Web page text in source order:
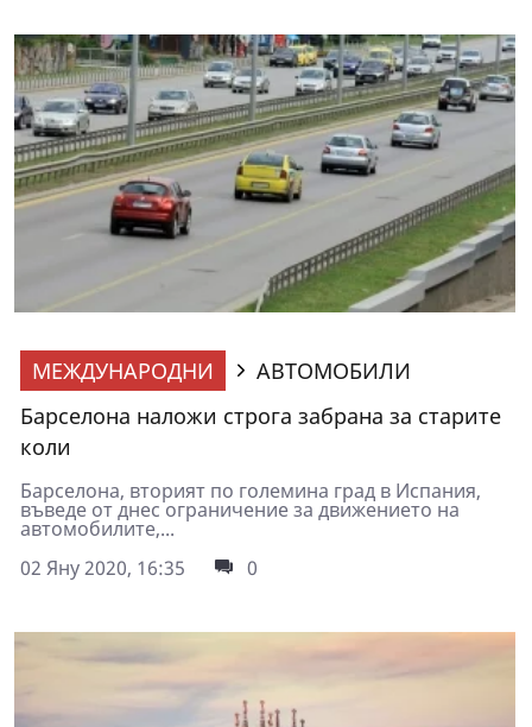
МЕЖДУНАРОДНИ
АВТОМОБИЛИ
Барселона наложи строга забрана за старите
коли
Барселона, вторият по големина град в Испания,
въведе от днес ограничение за движението на
автомобилите,...
02 Яну 2020, 16:35
0